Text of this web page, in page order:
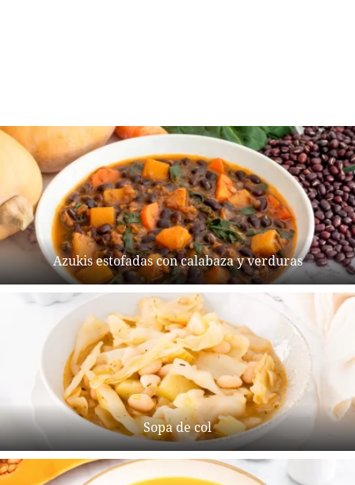
Azukis estofadas con calabaza y verduras
Sopa de col